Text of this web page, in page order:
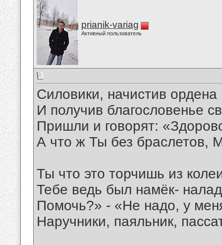
prianik-variag
Активный пользователь
Силовики, начистив ордена
И получив благословенье
Пришли и говорят:
А что ж Ты без браслетов,
Ты что это торчишь из
Тебе ведь был намёк-
Помочь?» - «Не надо, у
Наручники, паяльник,